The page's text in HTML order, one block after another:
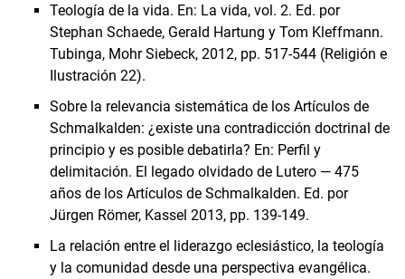
Teología de la vida. En: La vida, vol. 2. Ed. por
Stephan Schaede, Gerald Hartung y Tom Kleffmann.
Tubinga, Mohr Siebeck, 2012, pp. 517-544 (Religión e
Ilustración 22).
Sobre la relevancia sistemática de los Artículos de
Schmalkalden: ¿existe una contradicción doctrinal de
principio y es posible debatirla? En: Perfil y
delimitación. El legado olvidado de Lutero — 475
años de los Artículos de Schmalkalden. Ed. por
Jürgen Römer, Kassel 2013, pp. 139-149.
La relación entre el liderazgo eclesiástico, la teología
y la comunidad desde una perspectiva evangélica.